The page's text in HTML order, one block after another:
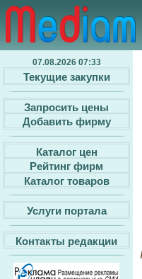
07.08.2026 07:33
Текущие закупки
Запросить цены
Добавить фирму
Каталог цен
Рейтинг фирм
Каталог товаров
Услуги портала
Контакты редакции